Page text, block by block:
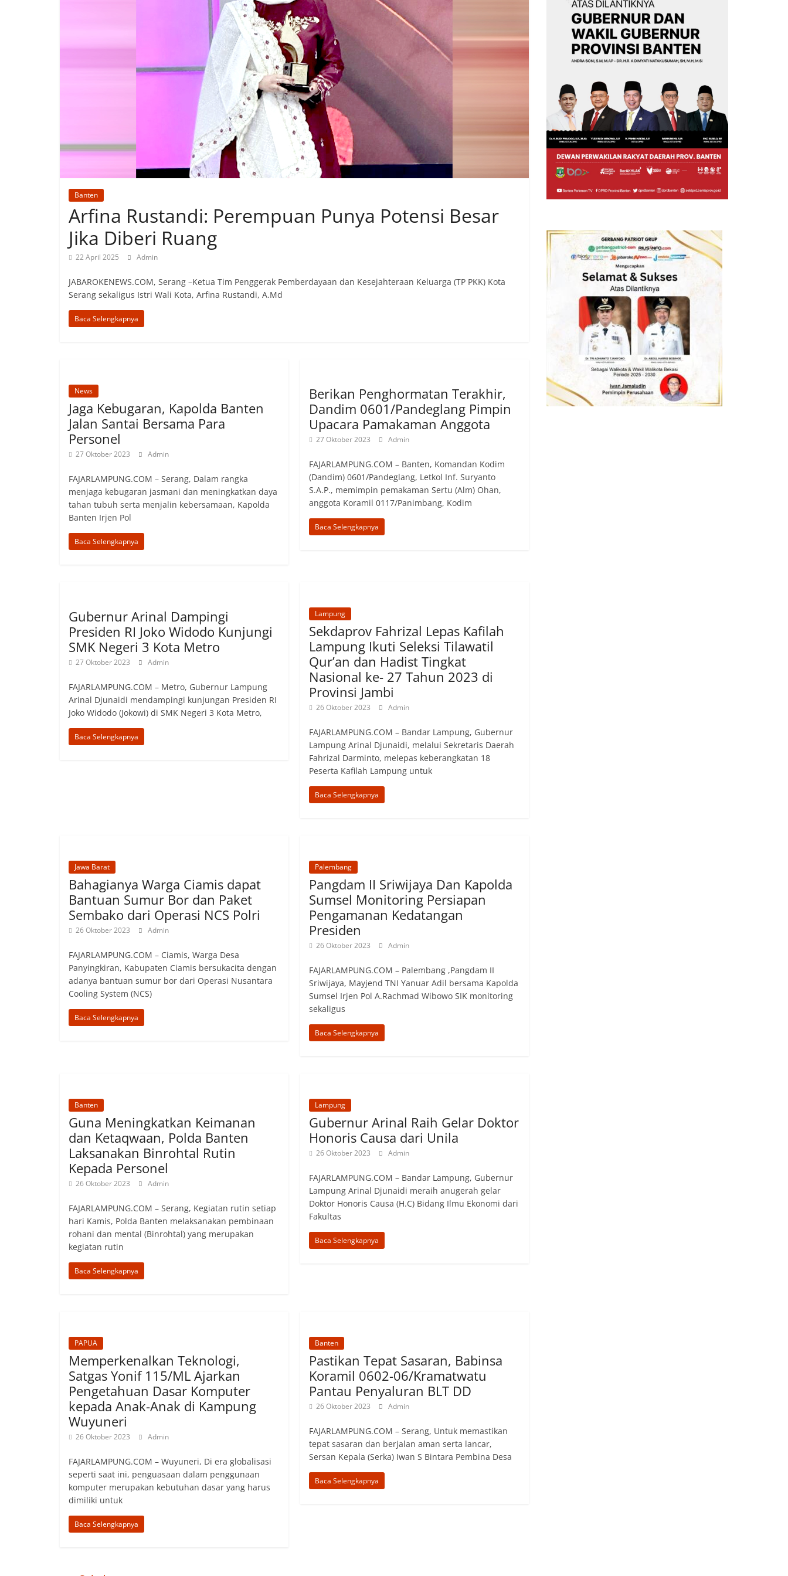
Banten
Arfina Rustandi: Perempuan Punya Potensi Besar
Jika Diberi Ruang
22 April 2025 Admin
JABAROKENEWS.COM, Serang –Ketua Tim Penggerak Pemberdayaan dan Kesejahteraan Keluarga (TP PKK) Kota
Serang sekaligus Istri Wali Kota, Arfina Rustandi, A.Md
Baca Selengkapnya
News
Jaga Kebugaran, Kapolda Banten
Jalan Santai Bersama Para
Personel
27 Oktober 2023 Admin
FAJARLAMPUNG.COM – Serang, Dalam rangka
menjaga kebugaran jasmani dan meningkatkan daya
tahan tubuh serta menjalin kebersamaan, Kapolda
Banten Irjen Pol
Baca Selengkapnya
Berikan Penghormatan Terakhir,
Dandim 0601/Pandeglang Pimpin
Upacara Pamakaman Anggota
27 Oktober 2023 Admin
FAJARLAMPUNG.COM – Banten, Komandan Kodim
(Dandim) 0601/Pandeglang, Letkol Inf. Suryanto
S.A.P., memimpin pemakaman Sertu (Alm) Ohan,
anggota Koramil 0117/Panimbang, Kodim
Baca Selengkapnya
Gubernur Arinal Dampingi
Presiden RI Joko Widodo Kunjungi
SMK Negeri 3 Kota Metro
27 Oktober 2023 Admin
FAJARLAMPUNG.COM – Metro, Gubernur Lampung
Arinal Djunaidi mendampingi kunjungan Presiden RI
Joko Widodo (Jokowi) di SMK Negeri 3 Kota Metro,
Baca Selengkapnya
Lampung
Sekdaprov Fahrizal Lepas Kafilah
Lampung Ikuti Seleksi Tilawatil
Qur’an dan Hadist Tingkat
Nasional ke- 27 Tahun 2023 di
Provinsi Jambi
26 Oktober 2023 Admin
FAJARLAMPUNG.COM – Bandar Lampung, Gubernur
Lampung Arinal Djunaidi, melalui Sekretaris Daerah
Fahrizal Darminto, melepas keberangkatan 18
Peserta Kafilah Lampung untuk
Baca Selengkapnya
Jawa Barat
Bahagianya Warga Ciamis dapat
Bantuan Sumur Bor dan Paket
Sembako dari Operasi NCS Polri
26 Oktober 2023 Admin
FAJARLAMPUNG.COM – Ciamis, Warga Desa
Panyingkiran, Kabupaten Ciamis bersukacita dengan
adanya bantuan sumur bor dari Operasi Nusantara
Cooling System (NCS)
Baca Selengkapnya
Palembang
Pangdam II Sriwijaya Dan Kapolda
Sumsel Monitoring Persiapan
Pengamanan Kedatangan
Presiden
26 Oktober 2023 Admin
FAJARLAMPUNG.COM – Palembang ,Pangdam II
Sriwijaya, Mayjend TNI Yanuar Adil bersama Kapolda
Sumsel Irjen Pol A.Rachmad Wibowo SIK monitoring
sekaligus
Baca Selengkapnya
Banten
Guna Meningkatkan Keimanan
dan Ketaqwaan, Polda Banten
Laksanakan Binrohtal Rutin
Kepada Personel
26 Oktober 2023 Admin
FAJARLAMPUNG.COM – Serang, Kegiatan rutin setiap
hari Kamis, Polda Banten melaksanakan pembinaan
rohani dan mental (Binrohtal) yang merupakan
kegiatan rutin
Baca Selengkapnya
Lampung
Gubernur Arinal Raih Gelar Doktor
Honoris Causa dari Unila
26 Oktober 2023 Admin
FAJARLAMPUNG.COM – Bandar Lampung, Gubernur
Lampung Arinal Djunaidi meraih anugerah gelar
Doktor Honoris Causa (H.C) Bidang Ilmu Ekonomi dari
Fakultas
Baca Selengkapnya
PAPUA
Memperkenalkan Teknologi,
Satgas Yonif 115/ML Ajarkan
Pengetahuan Dasar Komputer
kepada Anak-Anak di Kampung
Wuyuneri
26 Oktober 2023 Admin
FAJARLAMPUNG.COM – Wuyuneri, Di era globalisasi
seperti saat ini, penguasaan dalam penggunaan
komputer merupakan kebutuhan dasar yang harus
dimiliki untuk
Baca Selengkapnya
Banten
Pastikan Tepat Sasaran, Babinsa
Koramil 0602-06/Kramatwatu
Pantau Penyaluran BLT DD
26 Oktober 2023 Admin
FAJARLAMPUNG.COM – Serang, Untuk memastikan
tepat sasaran dan berjalan aman serta lancar,
Sersan Kepala (Serka) Iwan S Bintara Pembina Desa
Baca Selengkapnya